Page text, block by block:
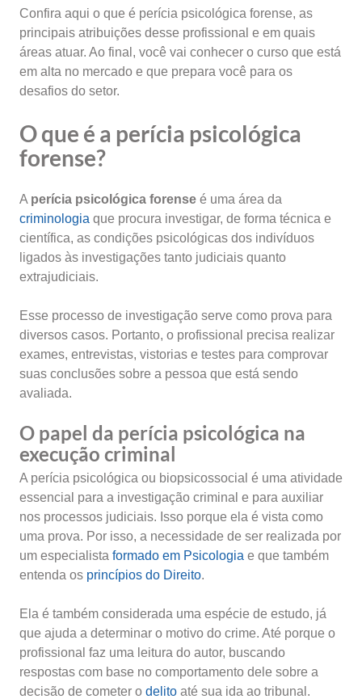
Confira aqui o que é perícia psicológica forense, as
principais atribuições desse profissional e em quais
áreas atuar. Ao final, você vai conhecer o curso que está
em alta no mercado e que prepara você para os
desafios do setor.
O que é a perícia psicológica
forense?
A perícia psicológica forense é uma área da
criminologia que procura investigar, de forma técnica e
científica, as condições psicológicas dos indivíduos
ligados às investigações tanto judiciais quanto
extrajudiciais.
Esse processo de investigação serve como prova para
diversos casos. Portanto, o profissional precisa realizar
exames, entrevistas, vistorias e testes para comprovar
suas conclusões sobre a pessoa que está sendo
avaliada.
O papel da perícia psicológica na
execução criminal
A perícia psicológica ou biopsicossocial é uma atividade
essencial para a investigação criminal e para auxiliar
nos processos judiciais. Isso porque ela é vista como
uma prova. Por isso, a necessidade de ser realizada por
um especialista formado em Psicologia e que também
entenda os princípios do Direito.
Ela é também considerada uma espécie de estudo, já
que ajuda a determinar o motivo do crime. Até porque o
profissional faz uma leitura do autor, buscando
respostas com base no comportamento dele sobre a
decisão de cometer o delito até sua ida ao tribunal.